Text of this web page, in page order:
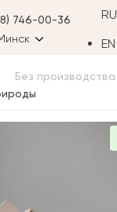
746-00-36
RU
EN
Без производства